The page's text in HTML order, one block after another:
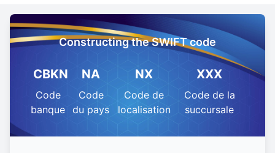
Constructing the SWIFT code
CBKN
Code
banque
NA
Code
du pays
NX
Code de
localisation
XXX
Code de la
succursale